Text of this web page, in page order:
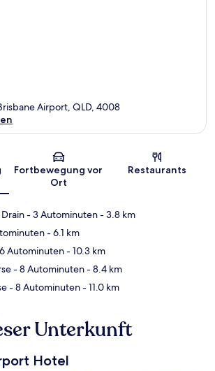
Karte
Airport, QLD, 4008
Fortbewegung vor
Ort
Restaurants
- 3 Autominuten- 3.8 km
- 6.1 km
Autominuten- 10.3 km
- 8 Autominuten- 8.4 km
- 8 Autominuten- 11.0 km
Unterkunft
Hotel